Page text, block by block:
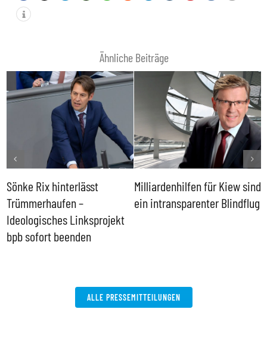
Ähnliche Beiträge
Sönke Rix hinterlässt
Trümmerhaufen –
Ideologisches Linksprojekt
bpb sofort beenden
Milliardenhilfen für Kiew sind
ein intransparenter Blindflug
ALLE PRESSEMITTEILUNGEN